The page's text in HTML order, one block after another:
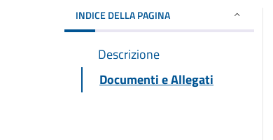
INDICE DELLA PAGINA
Descrizione
Documenti e Allegati